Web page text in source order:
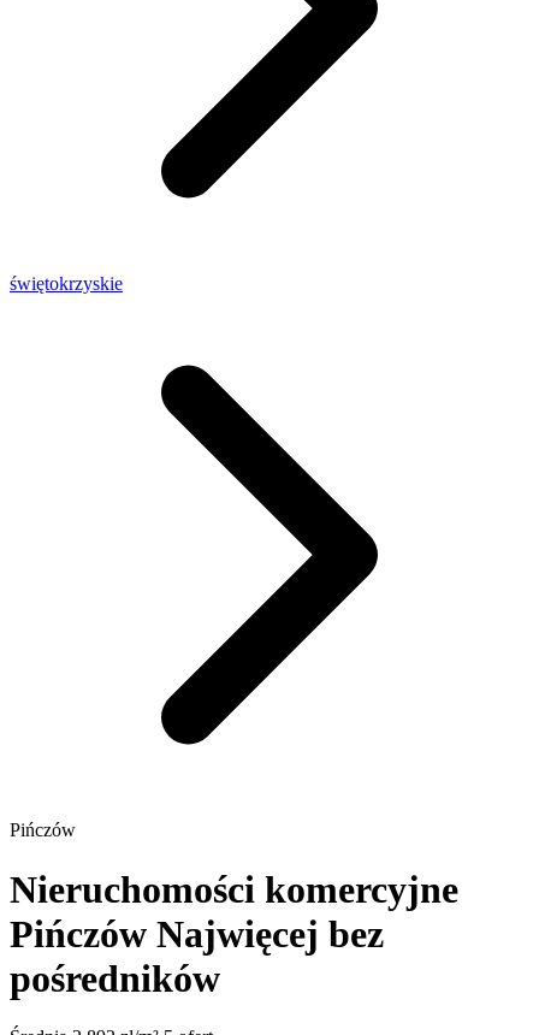
świętokrzyskie
Pińczów
Nieruchomości komercyjne
Pińczów Najwięcej bez
pośredników